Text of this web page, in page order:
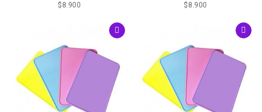
$8.900 $8.900